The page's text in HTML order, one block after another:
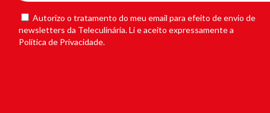
Autorizo o tratamento do meu email para efeito de envio de
newsletters da Teleculinária. Li e aceito expressamente a
Política de Privacidade.